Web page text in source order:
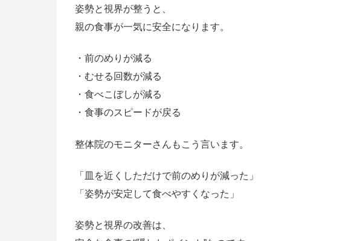
姿勢と視界が整うと、
親の食事が一気に安全になります。
・前のめりが減る
・むせる回数が減る
・食べこぼしが減る
・食事のスピードが戻る
整体院のモニターさんもこう言います。
「皿を近くしただけで前のめりが減った」
「姿勢が安定して食べやすくなった」
姿勢と視界の改善は、